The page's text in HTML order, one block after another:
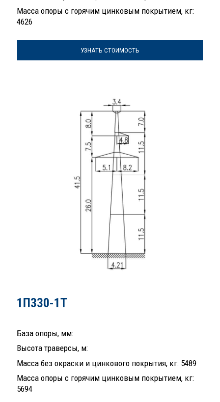
Масса опоры с горячим цинковым покрытием, кг:
4626
УЗНАТЬ СТОИМОСТЬ
1П330-1Т
База опоры, мм:
Высота траверсы, м:
Масса без окраски и цинкового покрытия, кг: 5489
Масса опоры с горячим цинковым покрытием, кг:
5694